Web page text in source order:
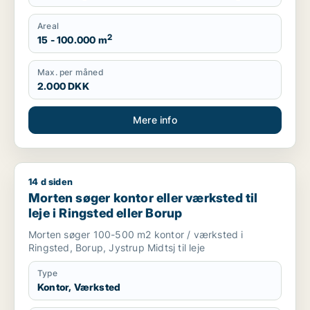
Areal
15 - 100.000 m2
Max. per måned
2.000 DKK
Mere info
Morten søger kontor eller værksted til leje i Ringsted eller
14 d siden
Morten søger kontor eller værksted til
leje i Ringsted eller Borup
Morten søger 100-500 m2 kontor / værksted i
Ringsted, Borup, Jystrup Midtsj til leje
Type
Kontor, Værksted